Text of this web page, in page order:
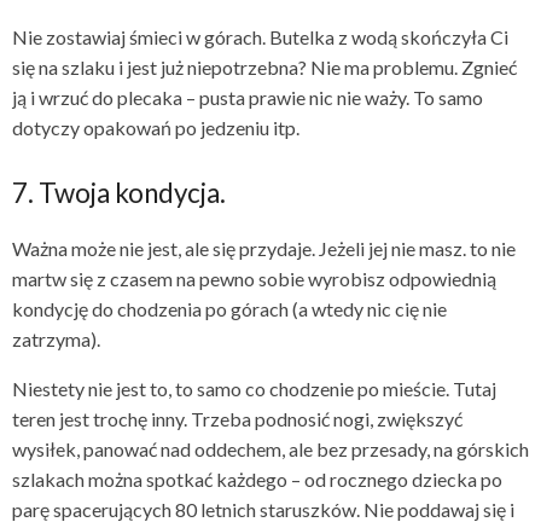
Nie zostawiaj śmieci w górach. Butelka z wodą skończyła Ci
się na szlaku i jest już niepotrzebna? Nie ma problemu. Zgnieć
ją i wrzuć do plecaka – pusta prawie nic nie waży. To samo
dotyczy opakowań po jedzeniu itp.
7. Twoja kondycja.
Ważna może nie jest, ale się przydaje. Jeżeli jej nie masz. to nie
martw się z czasem na pewno sobie wyrobisz odpowiednią
kondycję do chodzenia po górach (a wtedy nic cię nie
zatrzyma).
Niestety nie jest to, to samo co chodzenie po mieście. Tutaj
teren jest trochę inny. Trzeba podnosić nogi, zwiększyć
wysiłek, panować nad oddechem, ale bez przesady, na górskich
szlakach można spotkać każdego – od rocznego dziecka po
parę spacerujących 80 letnich staruszków. Nie poddawaj się i